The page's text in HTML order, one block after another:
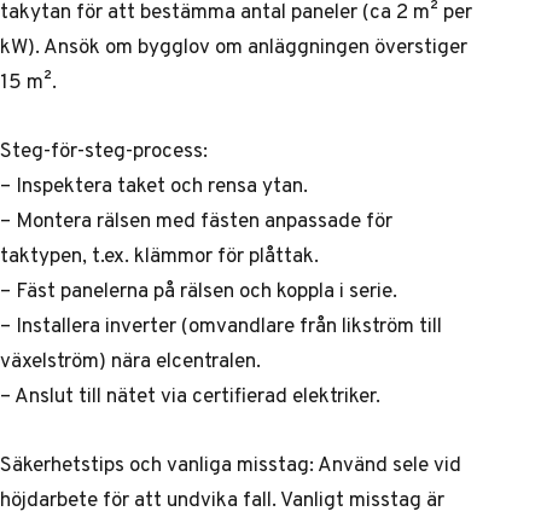
takytan för att bestämma antal paneler (ca 2 m² per
kW). Ansök om bygglov om anläggningen överstiger
15 m².
Steg-för-steg-process:
– Inspektera taket och rensa ytan.
– Montera rälsen med fästen anpassade för
taktypen, t.ex. klämmor för plåttak.
– Fäst panelerna på rälsen och koppla i serie.
– Installera inverter (omvandlare från likström till
växelström) nära elcentralen.
– Anslut till nätet via certifierad elektriker.
Säkerhetstips och vanliga misstag: Använd sele vid
höjdarbete för att undvika fall. Vanligt misstag är